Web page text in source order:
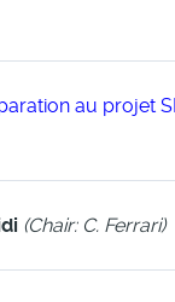
au projet
(Chair: C. Ferrari)